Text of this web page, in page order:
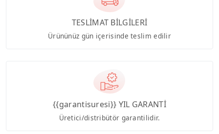
TESLİMAT BİLGİLERİ
Ürününüz gün içerisinde teslim edilir
{{garantisuresi}} YIL GARANTİ
Üretici/distribütör garantilidir.